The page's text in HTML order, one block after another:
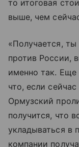
то итоговая
выше, чем
«Получается,
против России,
именно так. Еще
что, если
Ормузский
получится, что
укладываться в
компании